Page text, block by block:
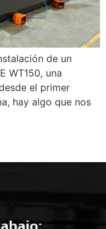
de un
WT150, una
el primer
hay algo que nos